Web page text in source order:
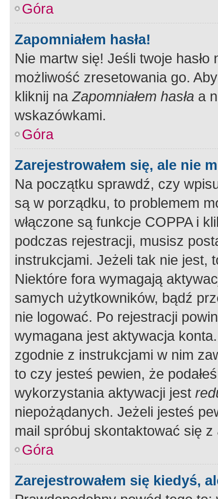
Góra
Zapomniałem hasła!
Nie martw się! Jeśli twoje
możliwość zresetowania go.
kliknij naZapomniałem hasła a
wskazówkami.
Góra
Zarejestrowałem się, ale nie
Na początku sprawdź, czy
są w porządku, to problemem
włączone są funkcje COPPA i
podczas rejestracji, musisz
instrukcjami. Jeżeli tak nie jest,
Niektóre fora wymagają
samych użytkowników, bądź
nie logować. Po rejestracji
wymagana jest aktywacja
zgodnie z instrukcjami w nim
to czy jesteś pewien, że
wykorzystania aktywacji jest
niepożądanych. Jeżeli jesteś
mail spróbuj skontaktować się
Góra
Zarejestrowałem się kiedyś,